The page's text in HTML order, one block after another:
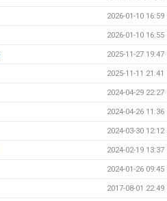
2026-01-10 16:59
2026-01-10 16:55
2025-11-27 19:47
2025-11-11 21:41
2024-04-29 22:27
2024-04-26 11:36
2024-03-30 12:12
2024-02-19 13:37
2024-01-26 09:45
2017-08-01 22:49